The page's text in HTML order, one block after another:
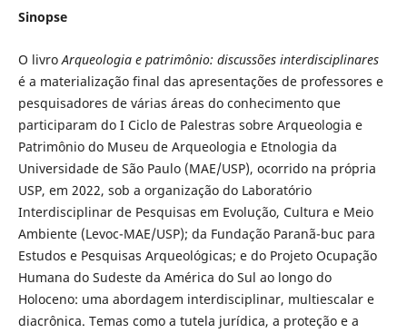
Sinopse
O livroArqueologia e patrimônio: discussões interdisciplinares
é a materialização final das apresentações de professores e
pesquisadores de várias áreas do conhecimento que
participaram do I Ciclo de Palestras sobre Arqueologia e
Patrimônio do Museu de Arqueologia e Etnologia da
Universidade de São Paulo (MAE/USP), ocorrido na própria
USP, em 2022, sob a organização do Laboratório
Interdisciplinar de Pesquisas em Evolução, Cultura e Meio
Ambiente (Levoc-MAE/USP); da Fundação Paranã-buc para
Estudos e Pesquisas Arqueológicas; e do Projeto Ocupação
Humana do Sudeste da América do Sul ao longo do
Holoceno: uma abordagem interdisciplinar, multiescalar e
diacrônica. Temas como a tutela jurídica, a proteção e a